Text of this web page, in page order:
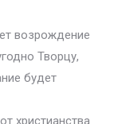
возрождение
Творцу,
будет
христианства